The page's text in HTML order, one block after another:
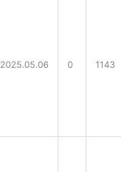
2025.05.06 0 1143